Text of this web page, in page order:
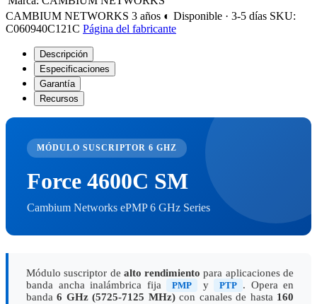
CAMBIUM NETWORKS 3 años ◐ Disponible · 3-5 días SKU:
C060940C121C Página del fabricante
Descripción
Especificaciones
Garantía
Recursos
MÓDULO SUSCRIPTOR 6 GHZ
Force 4600C SM
Cambium Networks ePMP 6 GHz Series
Módulo suscriptor de alto rendimiento para aplicaciones de
banda ancha inalámbrica fija
PMP y PTP . Opera en
banda6 GHz (5725-7125 MHz)con canales de hasta 160